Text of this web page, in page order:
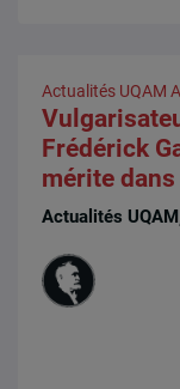
Actualités UQAM
Frédérick
mérite
Actualités